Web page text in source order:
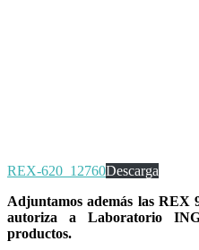
REX-620_12760Descarga
Adjuntamos además las REX
autoriza a Laboratorio
productos.